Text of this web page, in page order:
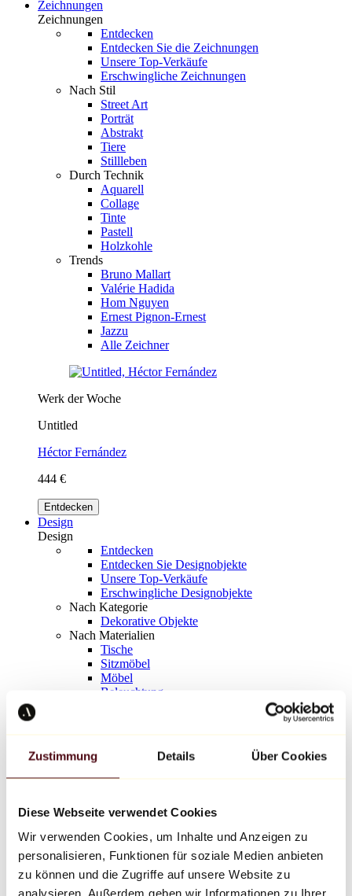
Zustimmung Details Über Cookies
Diese Webseite verwendet Cookies
Wir verwenden Cookies, um Inhalte und Anzeigen zu
personalisieren, Funktionen für soziale Medien anbieten
zu können und die Zugriffe auf unsere Website zu
analysieren. Außerdem geben wir Informationen zu Ihrer
Zeichnungen
Zeichnungen
Entdecken
Entdecken Sie die Zeichnungen
Unsere Top-Verkäufe
Erschwingliche Zeichnungen
Nach Stil
Street Art
Porträt
Abstrakt
Tiere
Stillleben
Durch Technik
Aquarell
Collage
Tinte
Pastell
Holzkohle
Trends
Bruno Mallart
Valérie Hadida
Hom Nguyen
Ernest Pignon-Ernest
Jazzu
Alle Zeichner
Werk der Woche
Untitled
Héctor Fernández
444 €
Entdecken
Design
Design
Entdecken
Entdecken Sie Designobjekte
Unsere Top-Verkäufe
Erschwingliche Designobjekte
Nach Kategorie
Dekorative Objekte
Nach Materialien
Tische
Sitzmöbel
Möbel
Beleuchtung
Richard Orlinski
Keith Haring
Jeff Koons
Jean-Michel Basquiat
Alle Designer
Werk der Woche